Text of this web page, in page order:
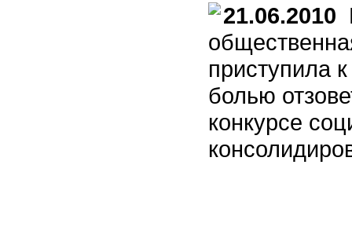
21.06.2010
приступила
болью
конкурсе